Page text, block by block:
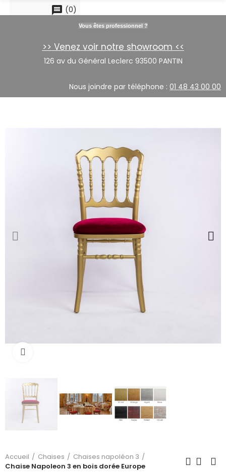
message (0)
Vous êtes professionnel ?
>> Venez voir notre showroom <<
126 av du Général Leclerc 93500 PANTIN
Nous joindre par téléphone : 01 48 43 00 00
Accueil Chaises
Chaises napoléon 3
Chaise Napoleon 3 en bois dorée Europe